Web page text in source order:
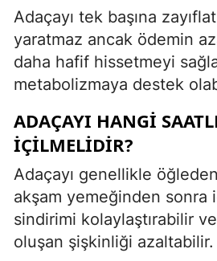
Adaçayı tek başına
yaratmaz ancak ödemin
daha hafif hissetmeyi
metabolizmaya destek
ADAÇAYI HANGI
IÇILMELIDIR?
Adaçayı genellikle
akşam yemeğinden sonra
sindirimi kolaylaştırabilir
oluşan şişkinliği azaltabilir.